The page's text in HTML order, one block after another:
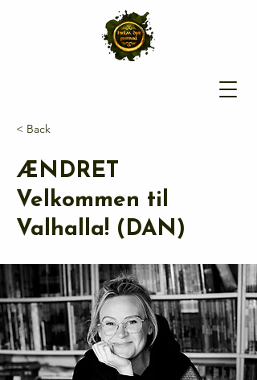
< Back
ÆNDRET
Velkommen til
Valhalla! (DAN)